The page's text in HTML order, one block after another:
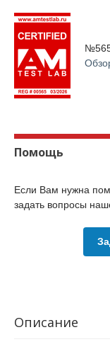
Помощь
Если Вам нужна
задать вопросы
Описание